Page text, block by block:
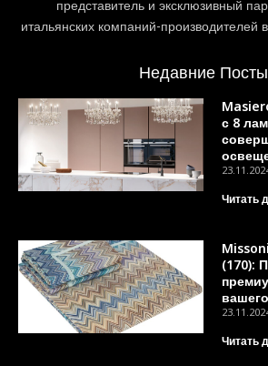
представитель и эксклюзивный
итальянских компаний-производителей
Недавние Посты
с 8
Читать
(170):
Читать